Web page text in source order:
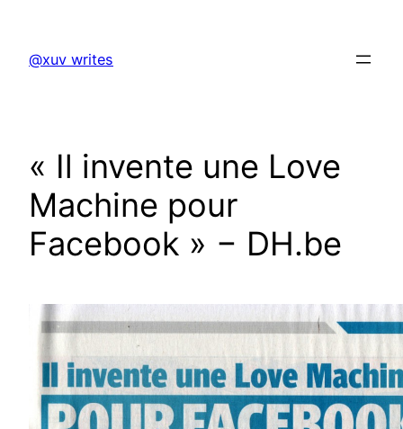
content
@xuv writes
« Il invente une Love
Machine pour
Facebook » − DH.be